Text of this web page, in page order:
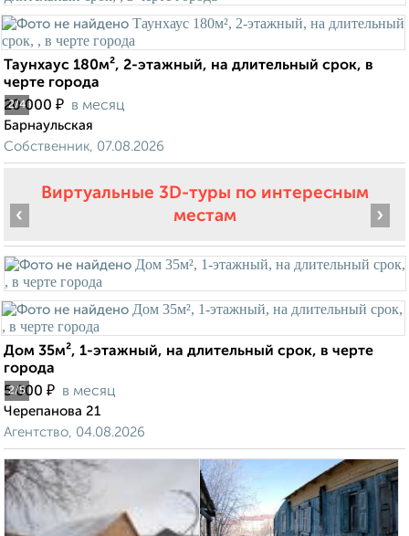
2/4
Таунхаус 180м², 2-этажный, на длительный срок, в
черте города
20 000 ₽ в месяц
Барнаульская
Собственник, 07.08.2026
Виртуальные 3D-туры по интересным
местам
2/5
‹ ›
Дом 35м², 1-этажный, на длительный срок, в черте
города
5 000 ₽ в месяц
Черепанова 21
Агентство, 04.08.2026